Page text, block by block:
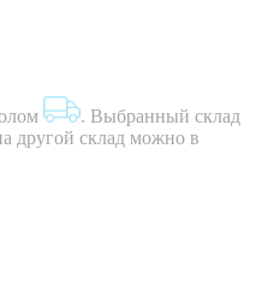
. Выбранный склад
другой склад можно в